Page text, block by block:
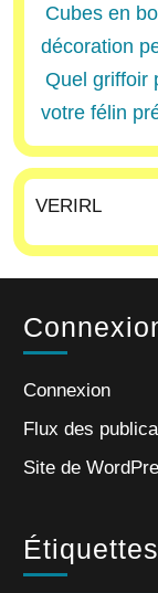
Cubes en
décoration
Quel griffoir
votre félin
VERIRL
Connexion
Flux des
Site de
Étiquettes